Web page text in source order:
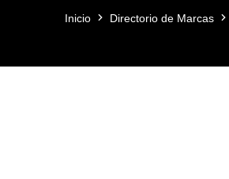
Inicio Directorio de Marcas